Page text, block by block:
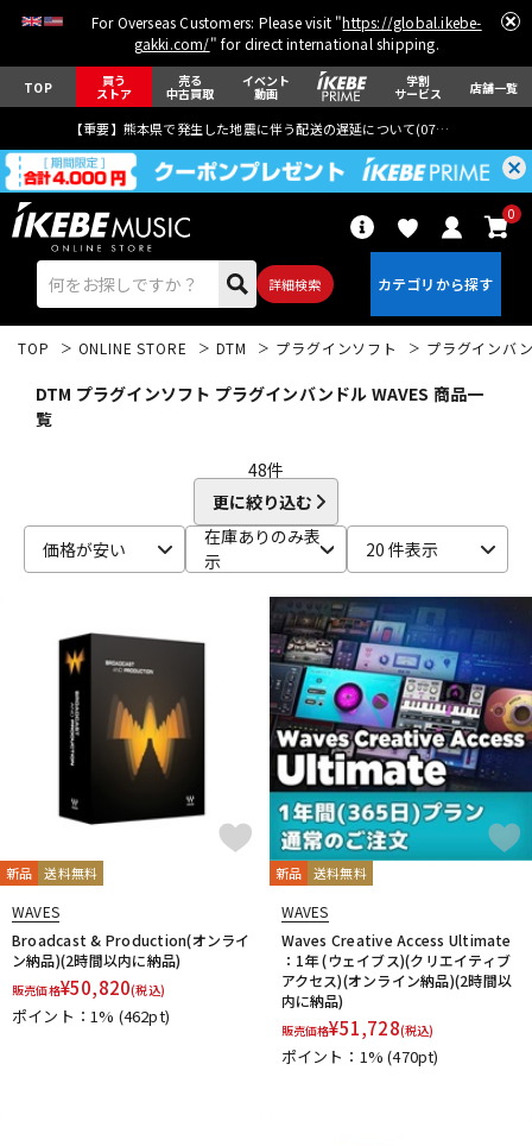
For Overseas Customers: Please visit "https://global.ikebe-
gakki.com/" for direct international shipping.
TOP 買う
ストア
売る
中古買取
イベント
動画
学割
サービス 店舗一覧
【重要】熊本県で発生した地震に伴う配送の遅延について(07月29日
詳細検索
0
ベース ウクレレ
パーカッション
キーボード 電子ピアノ
管楽器 その他楽器
DJ機器
TOP ONLINE STORE DTM プラグインソフト プラグインバ
DTM プラグインソフト プラグインバンドル WAVES 商品一
覧
48件
更に絞り込む
価格が安い
在庫ありのみ表
示
20 件表示
新品 送料無料
WAVES
Broadcast & Production(オンライ
ン納品)(2時間以内に納品)
販売価格¥50,820(税込)
ポイント：1% (462pt)
新品 送料無料
WAVES
Waves Creative Access Ultimate
：1年 (ウェイブス)(クリエイティブ
アクセス)(オンライン納品)(2時間以
内に納品)
販売価格¥51,728(税込)
ポイント：1%(470pt)